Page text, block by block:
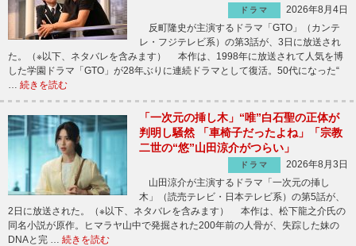
ドラマ
2026年8月4日
反町隆史が主演するドラマ「GTO」（カンテ
レ・フジテレビ系）の第3話が、3日に放送され
た。（※以下、ネタバレを含みます） 本作は、1998年に放送されて人気を博
した学園ドラマ「GTO」が28年ぶりに連続ドラマとして復活。50代になった“
続きを読む
「一次元の挿し木」“唯”白石聖の正体が
判明し騒然 「車椅子だったよね」「宗教
二世の“悠”山田涼介がつらい」
ドラマ
2026年8月3日
山田涼介が主演するドラマ「一次元の挿し
木」（読売テレビ・日本テレビ系）の第5話が、
2日に放送された。（※以下、ネタバレを含みます） 本作は、松下龍之介氏の
同名小説が原作。ヒマラヤ山中で発掘された200年前の人骨が、失踪した妹の
DNAと完 … 続きを読む